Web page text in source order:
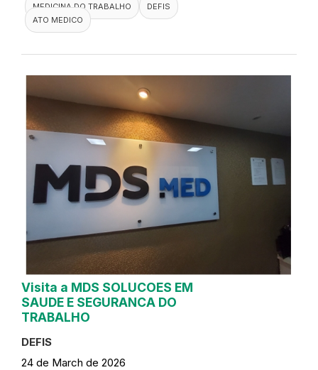
MEDICINA DO TRABALHO
DEFIS
ATO MEDICO
Visita a MDS SOLUCOES EM
SAUDE E SEGURANCA DO
TRABALHO
DEFIS
24 de March de 2026